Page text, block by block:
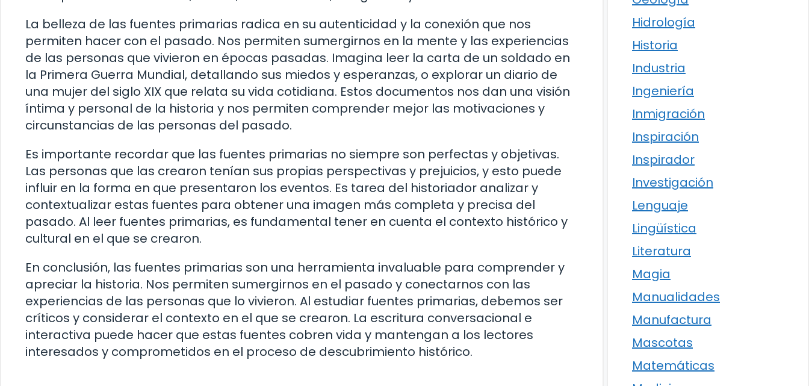
La belleza de las fuentes primarias radica en su autenticidad y la conexión que nos
permiten hacer con el pasado. Nos permiten sumergirnos en la mente y las experiencias
de las personas que vivieron en épocas pasadas. Imagina leer la carta de un soldado en
la Primera Guerra Mundial, detallando sus miedos y esperanzas, o explorar un diario de
una mujer del siglo XIX que relata su vida cotidiana. Estos documentos nos dan una visión
íntima y personal de la historia y nos permiten comprender mejor las motivaciones y
circunstancias de las personas del pasado.
Es importante recordar que las fuentes primarias no siempre son perfectas y objetivas.
Las personas que las crearon tenían sus propias perspectivas y prejuicios, y esto puede
influir en la forma en que presentaron los eventos. Es tarea del historiador analizar y
contextualizar estas fuentes para obtener una imagen más completa y precisa del
pasado. Al leer fuentes primarias, es fundamental tener en cuenta el contexto histórico y
cultural en el que se crearon.
En conclusión, las fuentes primarias son una herramienta invaluable para comprender y
apreciar la historia. Nos permiten sumergirnos en el pasado y conectarnos con las
experiencias de las personas que lo vivieron. Al estudiar fuentes primarias, debemos ser
críticos y considerar el contexto en el que se crearon. La escritura conversacional e
interactiva puede hacer que estas fuentes cobren vida y mantengan a los lectores
interesados y comprometidos en el proceso de descubrimiento histórico.
Hidrología
Historia
Industria
Ingeniería
Inmigración
Inspiración
Inspirador
Investigación
Lenguaje
Lingüística
Literatura
Magia
Manualidades
Manufactura
Mascotas
Matemáticas